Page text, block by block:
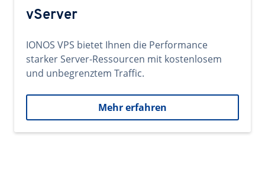
vServer
IONOS VPS bietet Ihnen die Performance
starker Server-Ressourcen mit kostenlosem
und unbegrenztem Traffic.
Mehr erfahren